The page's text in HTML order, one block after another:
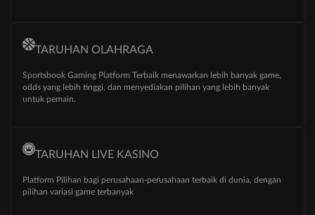
TARUHAN OLAHRAGA
Sportsbook Gaming Platform Terbaik menawarkan lebih banyak game,
odds yang lebih tinggi, dan menyediakan pilihan yang lebih banyak
untuk pemain.
TARUHAN LIVE KASINO
Platform Pilihan bagi perusahaan-perusahaan terbaik di dunia, dengan
pilihan variasi game terbanyak